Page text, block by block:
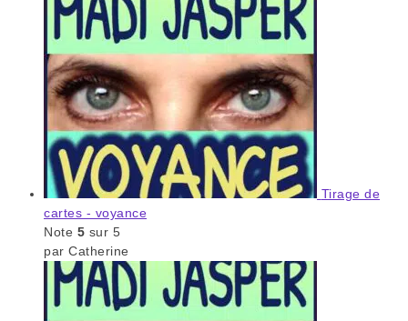
Tirage de
cartes - voyance
Note 5 sur 5
par Catherine